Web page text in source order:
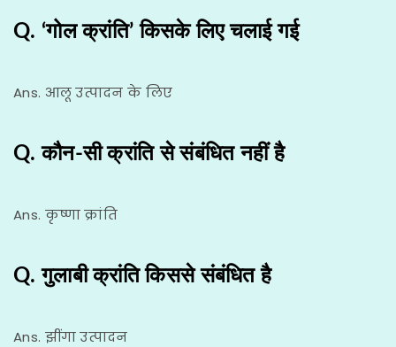
Q. ‘गोल क्रांति’ किसके लिए चलाई गई
Ans. आलू उत्पादन के लिए
Q. कौन-सी क्रांति से संबंधित नहीं है
Ans. कृष्णा क्रांति
Q. गुलाबी क्रांति किससे संबंधित है
Ans. झींगा उत्पादन